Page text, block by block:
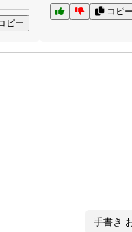
ピー
コピー
手書き